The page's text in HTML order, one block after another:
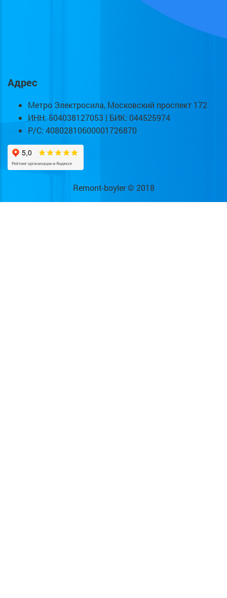
Адрес
Метро Электросила, Московский проспект 172
ИНН: 504038127053 | БИК: 044525974
Р/С: 40802810600001726870
Remont-boyler © 2018